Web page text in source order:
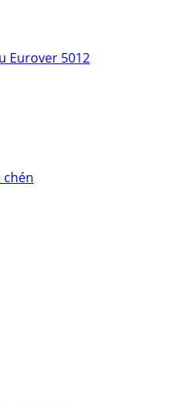
Eurover 5012
chén